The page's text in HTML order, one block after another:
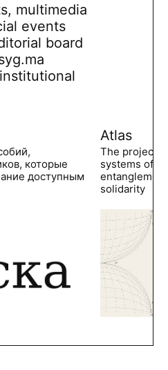
multimedia
events
board
которые
доступным
Atlas
The project
systems of
solidarity